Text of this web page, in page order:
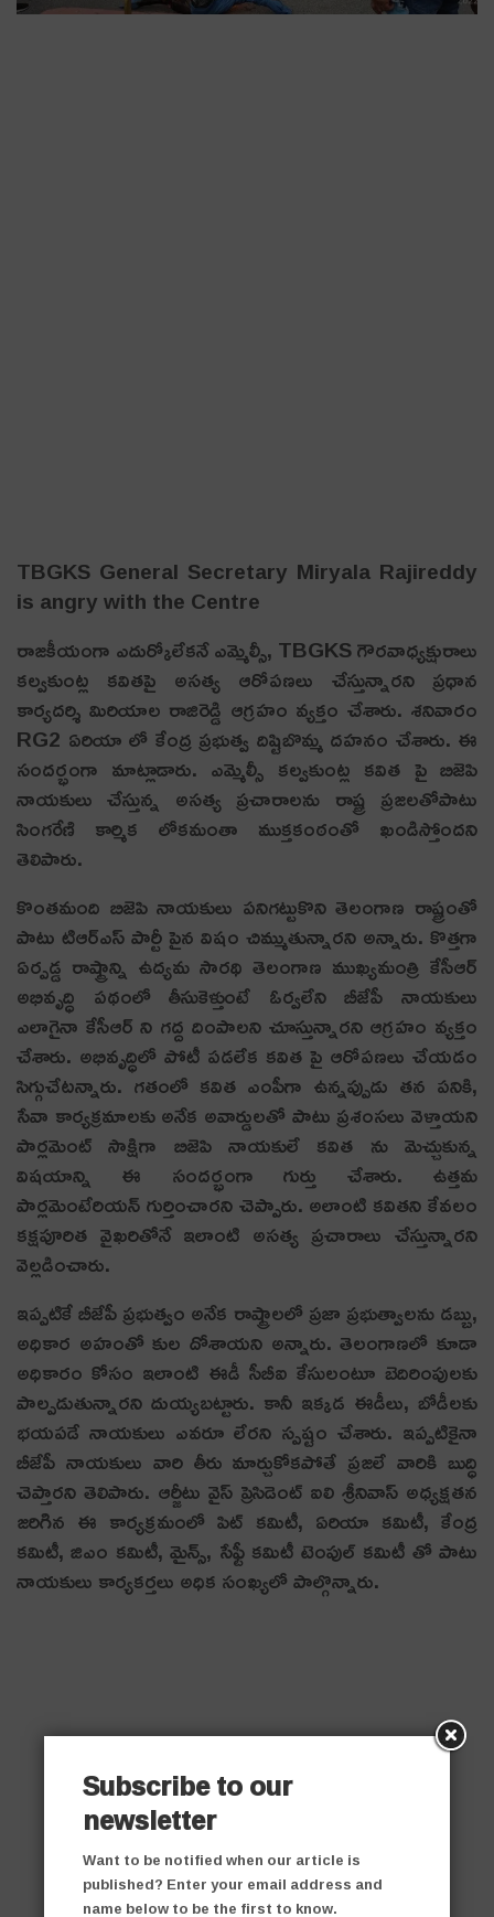
TBGKS General Secretary Miryala Rajireddy
is angry with the Centre
రాజకీయంగా ఎదుర్కోలేకనే ఎమ్మెల్సీ, TBGKS గౌరవాధ్యక్షురాలు
కల్వకుంట్ల కవితపై అసత్య ఆరోపణలు చేస్తున్నారని ప్రధాన
కార్యదర్శి మిరియాల రాజిరెడ్డి ఆగ్రహం వ్యక్తం చేశారు. శనివారం
RG2 ఏరియా లో కేంద్ర ప్రభుత్వ దిష్టిబొమ్మ దహనం చేశారు. ఈ
సందర్భంగా మాట్లాడారు. ఎమ్మెల్సీ కల్వకుంట్ల కవిత పై బిజెపి
నాయకులు చేస్తున్న అసత్య ప్రచారాలను రాష్ట్ర ప్రజలతోపాటు
సింగరేణి కార్మిక లోకమంతా ముక్తకంఠంతో ఖండిస్తోందని
తెలిపారు.
కొంతమంది బిజెపి నాయకులు పనిగట్టుకొని తెలంగాణ రాష్ట్రంతో
పాటు టిఆర్ఎస్ పార్టీ పైన విషం చిమ్ముతున్నారని అన్నారు. కొత్తగా
ఏర్పడ్డ రాష్ట్రాన్ని ఉద్యమ సారథి తెలంగాణ ముఖ్యమంత్రి కేసీఆర్
అభివృద్ధి పథంలో తీసుకెళ్తుంటే ఓర్వలేని బీజేపీ నాయకులు
ఎలాగైనా కేసీఆర్ ని గద్ద దింపాలని చూస్తున్నారని ఆగ్రహం వ్యక్తం
చేశారు. అభివృద్ధిలో పోటీ పడలేక కవిత పై ఆరోపణలు చేయడం
సిగ్గుచేటన్నారు. గతంలో కవిత ఎంపీగా ఉన్నప్పుడు తన పనికి,
సేవా కార్యక్రమాలకు అనేక అవార్డులతో పాటు ప్రశంసలు వెళ్తాయని
పార్లమెంట్ సాక్షిగా బిజెపి నాయకులే కవిత ను మెచ్చుకున్న
విషయాన్ని ఈ సందర్భంగా గుర్తు చేశారు. ఉత్తమ
పార్లమెంటేరియన్ గుర్తించారని చెప్పారు. అలాంటి కవితని కేవలం
కక్షపూరిత వైఖరితోనే ఇలాంటి అసత్య ప్రచారాలు చేస్తున్నారని
వెల్లడించారు.
ఇప్పటికే బీజేపీ ప్రభుత్వం అనేక రాష్ట్రాలలో ప్రజా ప్రభుత్వాలను డబ్బు,
అధికార అహంతో కుల దోశాయని అన్నారు. తెలంగాణలో కూడా
అధికారం కోసం ఇలాంటి ఈడీ సీబీఐ కేసులంటూ బెదిరింపులకు
పాల్పడుతున్నారని దుయ్యబట్టారు. కానీ ఇక్కడ ఈడీలు, బోడీలకు
భయపడే నాయకులు ఎవరూ లేరని స్పష్టం చేశారు. ఇప్పటికైనా
బీజేపీ నాయకులు వారి తీరు మార్చుకోకపోతే ప్రజలే వారికి బుద్ధి
చెప్తారని తెలిపారు. ఆర్జీటు వైస్ ప్రెసిడెంట్ ఐలి శ్రీనివాస్ అధ్యక్షతన
జరిగిన ఈ కార్యక్రమంలో పిట్ కమిటీ, ఏరియా కమిటీ, కేంద్ర
కమిటీ, జిఎం కమిటీ, మైన్స్, సేఫ్టీ కమిటీ టెంపుల్ కమిటీ తో పాటు
నాయకులు కార్యకర్తలు అధిక సంఖ్యలో పాల్గొన్నారు.
Subscribe to our
newsletter
Want to be notified when our article is
published? Enter your email address and
name below to be the first to know.